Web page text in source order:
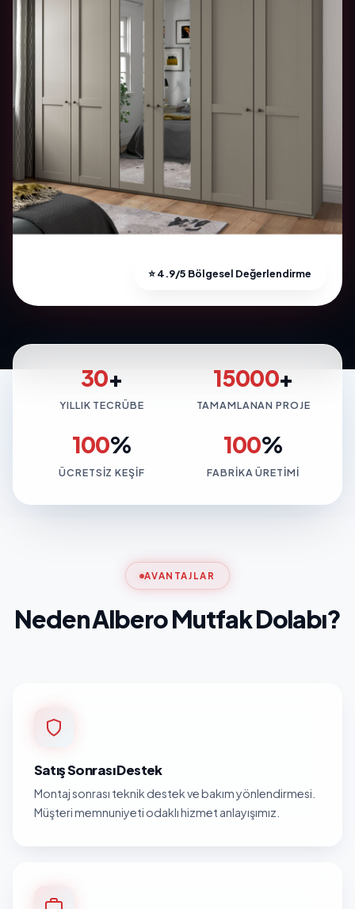
⭐ 4.9/5 Bölgesel Değerlendirme
30+
YILLIK TECRÜBE
15000+
TAMAMLANAN PROJE
100%
ÜCRETSIZ KEŞIF
100%
FABRIKA ÜRETIMI
AVANTAJLAR
Neden Albero Mutfak Dolabı?
Satış Sonrası Destek
Montaj sonrası teknik destek ve bakım yönlendirmesi.
Müşteri memnuniyeti odaklı hizmet anlayışımız.